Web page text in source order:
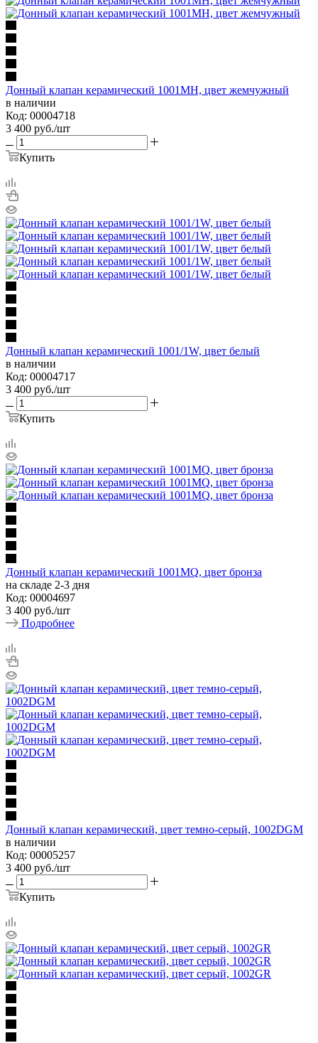
Донный клапан керамический 1001MH, цвет жемчужный
в наличии
Код: 00004718
3 400 руб./шт
Купить
Донный клапан керамический 1001/1W, цвет белый
в наличии
Код: 00004717
3 400 руб./шт
Купить
Донный клапан керамический 1001MQ, цвет бронза
на складе 2-3 дня
Код: 00004697
3 400 руб./шт
Подробнее
Донный клапан керамический, цвет темно-серый, 1002DGM
в наличии
Код: 00005257
3 400 руб./шт
Купить